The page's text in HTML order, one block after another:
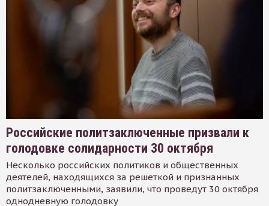
Российские политзаключенные призвали к
голодовке солидарности 30 октября
Несколько российских политиков и общественных
деятелей, находящихся за решеткой и признанных
политзаключенными, заявили, что проведут 30 октября
однодневную голодовку